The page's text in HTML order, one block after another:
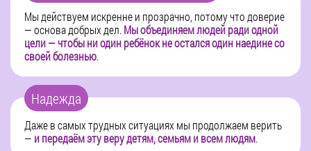
Мы действуем искренне и прозрачно, потому что доверие
— основа добрых дел. Мы объединяем людей ради одной
цели — чтобы ни один ребёнок не остался один наедине со
своей болезнью.
Надежда
Даже в самых трудных ситуациях мы продолжаем верить
— и передаём эту веру детям, семьям и всем людям.